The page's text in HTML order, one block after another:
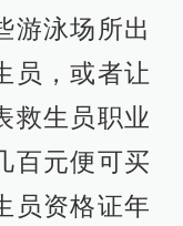
游泳场所出
员，或者让
救生员职业
百元便可买
员资格证年